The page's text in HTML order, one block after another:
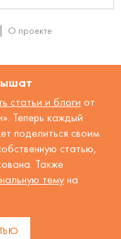
О проекте
статьи и блоги от
Теперь каждый
поделиться своим
статью,
Также
тему на